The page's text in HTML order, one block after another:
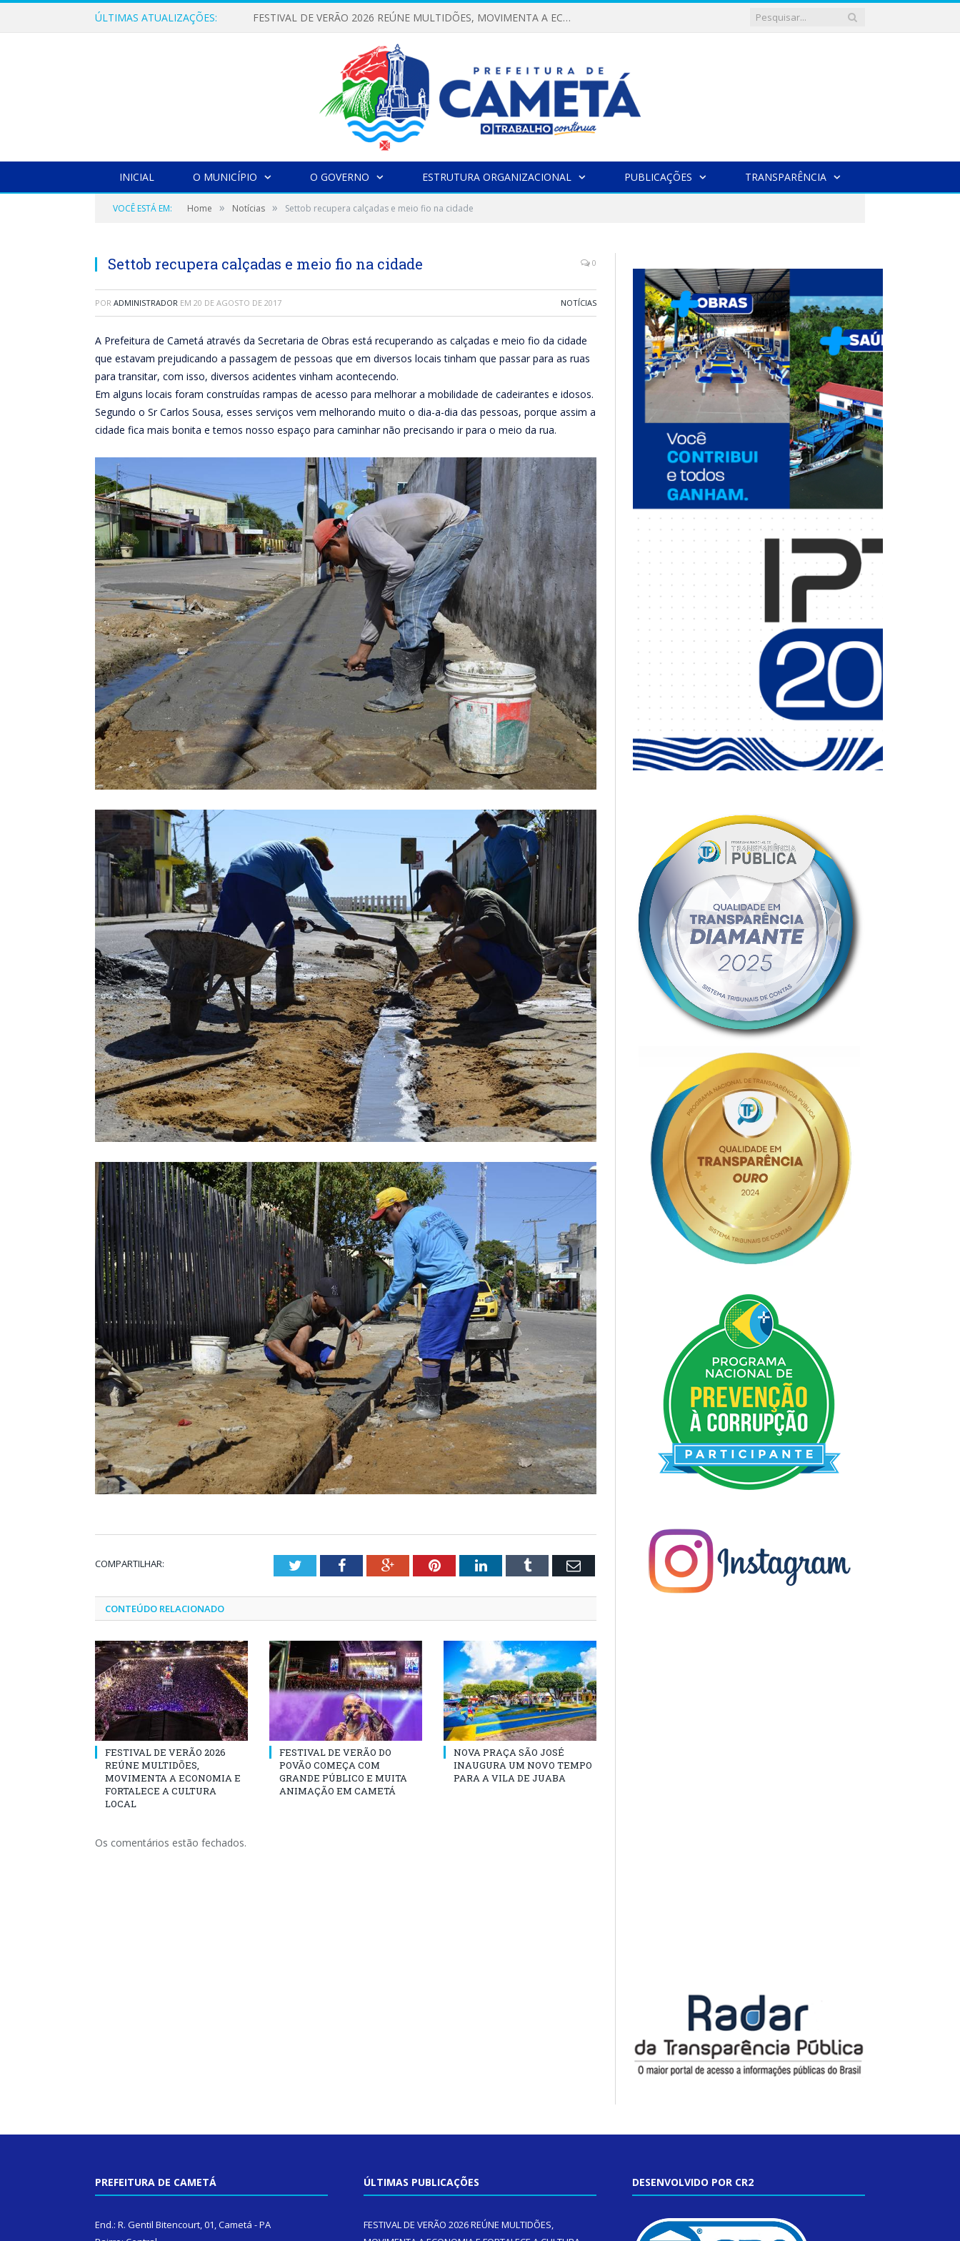
ÚLTIMAS ATUALIZAÇÕES: FESTIVAL DE VERÃO 2026 REÚNE MULTIDÕES, MOVIMENTA A ECONOMIA E FORTALECE A CULTURA LOCAL
INICIAL O MUNICÍPIO O GOVERNO ESTRUTURA ORGANIZACIONAL PUBLICAÇÕES TRANSPARÊNCIA
VOCÊ ESTÁ EM: Home » Notícias » Settob recupera calçadas e meio fio na cidade
Settob recupera calçadas e meio fio na cidade 0
POR ADMINISTRADOR EM 20 DE AGOSTO DE 2017 NOTÍCIAS
A Prefeitura de Cametá através da Secretaria de Obras está recuperando as calçadas e meio fio da cidade
que estavam prejudicando a passagem de pessoas que em diversos locais tinham que passar para as ruas
para transitar, com isso, diversos acidentes vinham acontecendo.
Em alguns locais foram construídas rampas de acesso para melhorar a mobilidade de cadeirantes e idosos.
Segundo o Sr Carlos Sousa, esses serviços vem melhorando muito o dia-a-dia das pessoas, porque assim a
cidade fica mais bonita e temos nosso espaço para caminhar não precisando ir para o meio da rua.
COMPARTILHAR: TwitterFacebookGoogle+PinterestLinkedInTumblr Email
CONTEÚDO RELACIONADO
FESTIVAL DE VERÃO 2026
REÚNE MULTIDÕES,
MOVIMENTA A ECONOMIA E
FORTALECE A CULTURA
LOCAL
FESTIVAL DE VERÃO DO
POVÃO COMEÇA COM
GRANDE PÚBLICO E MUITA
ANIMAÇÃO EM CAMETÁ
NOVA PRAÇA SÃO JOSÉ
INAUGURA UM NOVO TEMPO
PARA A VILA DE JUABA
Os comentários estão fechados.
PREFEITURA DE CAMETÁ
End.: R. Gentil Bitencourt, 01, Cametá - PA
ÚLTIMAS PUBLICAÇÕES
FESTIVAL DE VERÃO 2026 REÚNE MULTIDÕES,
DESENVOLVIDO POR CR2